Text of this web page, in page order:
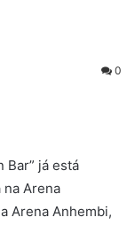
0
Bar” já está
na Arena
Arena Anhembi,